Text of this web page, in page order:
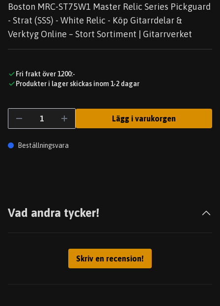
Boston MRC-ST75W1 Master Relic Series Pickguard
- Strat (SSS) - White Relic - Köp Gitarrdelar &
Verktyg Online – Stort Sortiment | Gitarrverket
Fri frakt över 1200:-
Produkter i lager skickas inom 1-2 dagar
Lägg i varukorgen
Beställningsvara
Vad andra tycker!
Skriv en recension!